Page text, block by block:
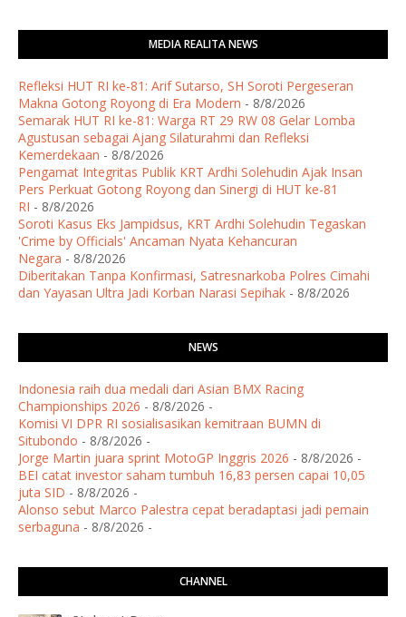
MEDIA REALITA NEWS
Refleksi HUT RI ke-81: Arif Sutarso, SH Soroti Pergeseran
Makna Gotong Royong di Era Modern - 8/8/2026
Semarak HUT RI ke-81: Warga RT 29 RW 08 Gelar Lomba
Agustusan sebagai Ajang Silaturahmi dan Refleksi
Kemerdekaan - 8/8/2026
Pengamat Integritas Publik KRT Ardhi Solehudin Ajak Insan
Pers Perkuat Gotong Royong dan Sinergi di HUT ke-81
RI - 8/8/2026
Soroti Kasus Eks Jampidsus, KRT Ardhi Solehudin Tegaskan
'Crime by Officials' Ancaman Nyata Kehancuran
Negara - 8/8/2026
Diberitakan Tanpa Konfirmasi, Satresnarkoba Polres Cimahi
dan Yayasan Ultra Jadi Korban Narasi Sepihak - 8/8/2026
NEWS
Indonesia raih dua medali dari Asian BMX Racing
Championships 2026 - 8/8/2026 -
Komisi VI DPR RI sosialisasikan kemitraan BUMN di
Situbondo - 8/8/2026 -
Jorge Martin juara sprint MotoGP Inggris 2026 - 8/8/2026 -
BEI catat investor saham tumbuh 16,83 persen capai 10,05
juta SID - 8/8/2026 -
Alonso sebut Marco Palestra cepat beradaptasi jadi pemain
serbaguna - 8/8/2026 -
CHANNEL